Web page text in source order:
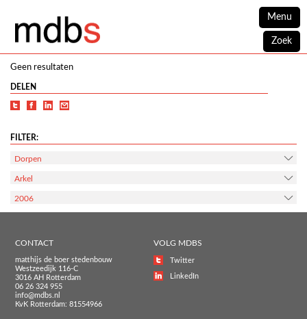
Menu
Zoek
Geen resultaten
DELEN
FILTER:
Dorpen
Arkel
2006
CONTACT
matthijs de boer stedenbouw
Westzeedijk 116-C
3016 AH Rotterdam
06 26 324 955
info@mdbs.nl
KvK Rotterdam: 81554966
VOLG MDBS
Twitter
LinkedIn